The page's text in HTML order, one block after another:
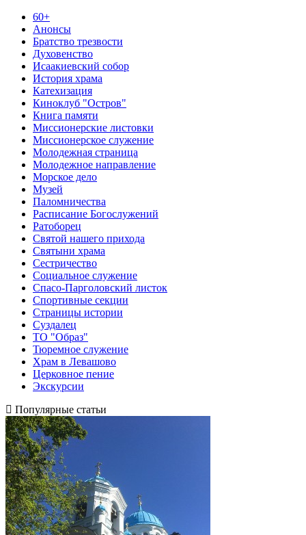
60+
Анонсы
Братство трезвости
Духовенство
Исаакиевский собор
История храма
Катехизация
Киноклуб "Остров"
Книга памяти
Миссионерские листовки
Миссионерское служение
Молодежная страница
Молодежное направление
Морское дело
Музей
Паломничества
Расписание Богослужений
Ратоборец
Святой нашего прихода
Святыни храма
Сестричество
Социальное служение
Спасо-Парголовский листок
Спортивные секции
Страницы истории
Суздалец
ТО "Образ"
Тюремное служение
Храм в Левашово
Церковное пение
Экскурсии
Популярные статьи